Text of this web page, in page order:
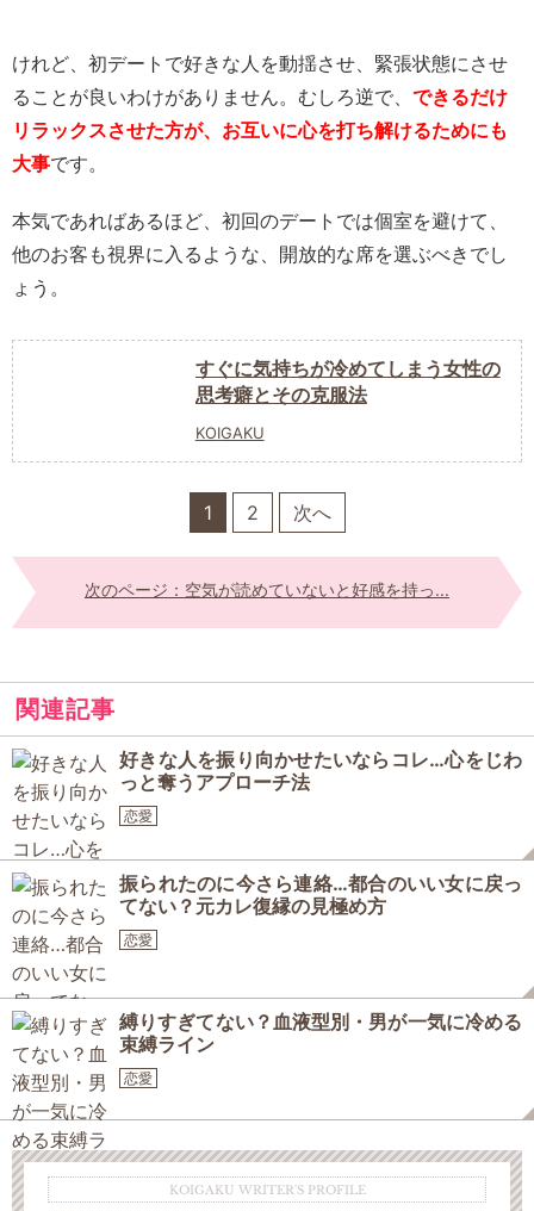
けれど、初デートで好きな人を動揺させ、緊張状態にさせ
ることが良いわけがありません。むしろ逆で、 できるだけ
リラックスさせた方が、お互いに心を打ち解けるためにも
大事です。
本気であればあるほど、初回のデートでは個室を避けて、
他のお客も視界に入るような、開放的な席を選ぶべきでし
ょう。
すぐに気持ちが冷めてしまう女性の
思考癖とその克服法
KOIGAKU
1 2 次へ
次のページ：空気が読めていないと好感を持っ...
関連記事
好きな人を振り向かせたいならコレ…心をじわ
っと奪うアプローチ法
恋愛
振られたのに今さら連絡…都合のいい女に戻っ
てない？元カレ復縁の見極め方
恋愛
縛りすぎてない？血液型別・男が一気に冷める
束縛ライン
恋愛
KOIGAKU WRITER'S PROFILE